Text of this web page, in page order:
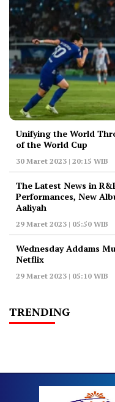
Unifying the World
of the World Cup
30 Maret 2023 | 20:15 WIB
The Latest News in
Performances, New
Aaliyah
29 Maret 2023 | 05:50 WIB
Wednesday Addams
Netflix
29 Maret 2023 | 05:10 WIB
TRENDING